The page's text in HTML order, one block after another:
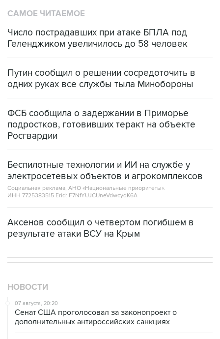
САМОЕ ЧИТАЕМОЕ
Число пострадавших при атаке БПЛА под
Геленджиком увеличилось до 58 человек
Путин сообщил о решении сосредоточить в
одних руках все службы тыла Минобороны
ФСБ сообщила о задержании в Приморье
подростков, готовивших теракт на объекте
Росгвардии
Беспилотные технологии и ИИ на службе у
электросетевых объектов и агрокомплексов
Социальная реклама, АНО «Национальные приоритеты».
ИНН 7725383515 Erid: F7NfYUJCUneVdwcydK6A
Аксенов сообщил о четвертом погибшем в
результате атаки ВСУ на Крым
НОВОСТИ
07 августа, 20:20
Сенат США проголосовал за законопроект о
дополнительных антироссийских санкциях